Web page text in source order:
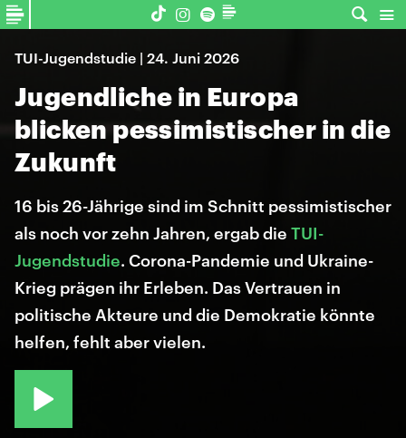
TUI-Jugendstudie | 24. Juni 2026
Jugendliche in Europa
blicken pessimistischer in die
Zukunft
16 bis 26-Jährige sind im Schnitt pessimistischer
als noch vor zehn Jahren, ergab die TUI-
Jugendstudie. Corona-Pandemie und Ukraine-
Krieg prägen ihr Erleben. Das Vertrauen in
politische Akteure und die Demokratie könnte
helfen, fehlt aber vielen.